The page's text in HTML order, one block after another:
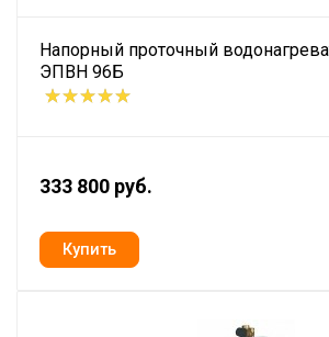
Напорный проточный
ЭПВН 96Б
333 800 руб.